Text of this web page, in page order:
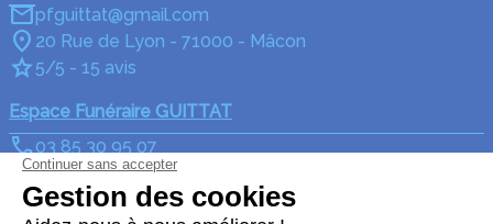
pfguittat@gmail.com
20 Rue de Lyon - 71000 - Mâcon
5/5 - 15 avis
Espace Funéraire GUITTAT
03 85 30 95 07
pfguittat@gmail.com
27, Route de la Digue - 71250 - Cluny